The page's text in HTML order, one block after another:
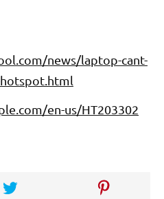
news/laptop-cant-
en-us/HT203302